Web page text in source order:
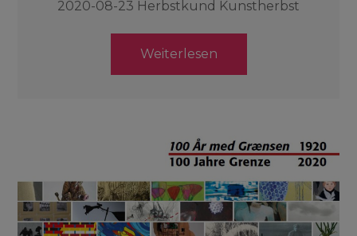
2020-08-23 Herbstkund Kunstherbst
Weiterlesen